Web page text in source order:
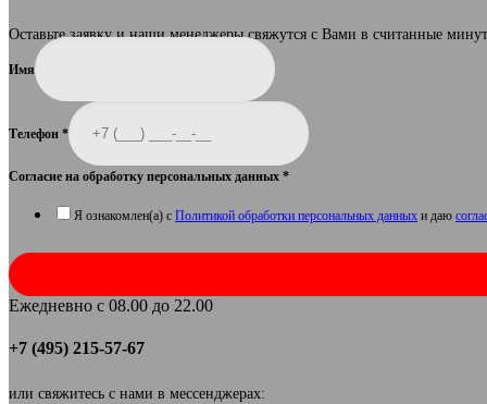
Оставьте заявку и наши менеджеры свяжутся с Вами в считанные
Имя
Телефон *
Согласие на обработку персональных данных *
Я ознакомлен(а) с Политикой обработки персональных данных и даю
Ежедневно с 08.00 до 22.00
+7 (495) 215-57-67
или свяжитесь с нами в мессенджерах: